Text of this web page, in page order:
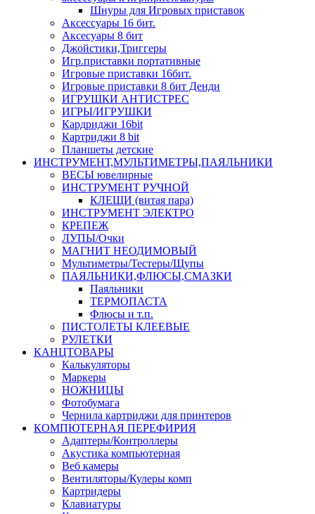
Шнуры для Игровых приставок
Аксессуары 16 бит.
Аксесуары 8 бит
Джойстики,Триггеры
Игр.приставки портативные
Игровые приставки 16бит.
Игровые приставки 8 бит Денди
ИГРУШКИ АНТИСТРЕС
ИГРЫ/ИГРУШКИ
Кардриджи 16bit
Картриджи 8 bit
Планшеты детские
ИНСТРУМЕНТ,МУЛЬТИМЕТРЫ,ПАЯЛЬНИКИ
ВЕСЫ ювелирные
ИНСТРУМЕНТ РУЧНОЙ
КЛЕЩИ (витая пара)
ИНСТРУМЕНТ ЭЛЕКТРО
КРЕПЕЖ
ЛУПЫ/Очки
МАГНИТ НЕОДИМОВЫЙ
Мультиметры/Тестеры/Щупы
ПАЯЛЬНИКИ,ФЛЮСЫ,СМАЗКИ
Паяльники
ТЕРМОПАСТА
Флюсы и т.п.
ПИСТОЛЕТЫ КЛЕЕВЫЕ
РУЛЕТКИ
КАНЦТОВАРЫ
Калькуляторы
Маркеры
НОЖНИЦЫ
Фотобумага
Чернила картриджи для принтеров
КОМПЮТЕРНАЯ ПЕРЕФИРИЯ
Адаптеры/Контроллеры
Акустика компьютерная
Веб камеры
Вентиляторы/Кулеры комп
Картридеры
Клавиатуры